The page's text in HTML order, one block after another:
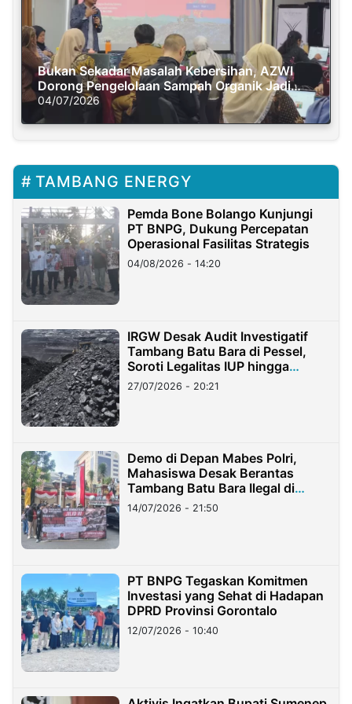
Bukan Sekadar Masalah Kebersihan, AZWI
Dorong Pengelolaan Sampah Organik Jadi
Solusi Krisis Iklim
04/07/2026
TAMBANG ENERGY
Pemda Bone Bolango Kunjungi
PT BNPG, Dukung Percepatan
Operasional Fasilitas Strategis
04/08/2026 - 14:20
IRGW Desak Audit Investigatif
Tambang Batu Bara di Pessel,
Soroti Legalitas IUP hingga
Stockpile
27/07/2026 - 20:21
Demo di Depan Mabes Polri,
Mahasiswa Desak Berantas
Tambang Batu Bara Ilegal di
Lampung
14/07/2026 - 21:50
PT BNPG Tegaskan Komitmen
Investasi yang Sehat di Hadapan
DPRD Provinsi Gorontalo
12/07/2026 - 10:40